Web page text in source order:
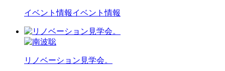
イベント情報イベント情報
リノベーション見学会。